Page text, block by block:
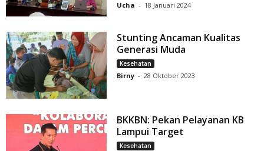
Ucha - 18 Januari 2024
Stunting Ancaman Kualitas
Generasi Muda
Kesehatan
Birny - 28 Oktober 2023
BKKBN: Pekan Pelayanan KB
Lampui Target
Kesehatan